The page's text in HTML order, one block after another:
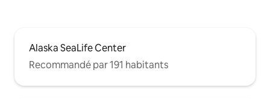
Alaska SeaLife Center
Recommandé par 191 habitants